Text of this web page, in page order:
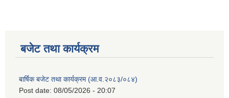
बजेट तथा कार्यक्रम
बार्षिक बजेट तथा कार्यक्रम (आ.व.२०८३/०८४)
Post date: 08/05/2026 - 20:07